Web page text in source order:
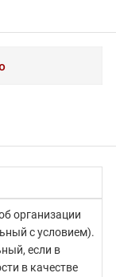
организации
с условием).
если в
в качестве